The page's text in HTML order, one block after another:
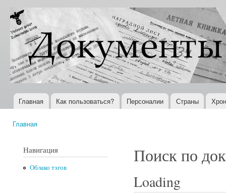
Документы
XX века
Всемирная
история в
Интернете
Главное меню
Главная Как пользоваться? Персоналии Страны
Главная
Навигация
Облако тэгов
Поиск по
Loading